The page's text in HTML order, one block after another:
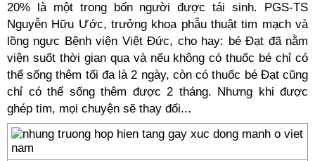
20% là một trong bốn người được tái sinh. PGS-TS
Nguyễn Hữu Ước, trưởng khoa phẫu thuật tim mạch và
lồng ngực Bệnh viện Việt Đức, cho hay: bé Đạt đã nằm
viện suốt thời gian qua và nếu không có thuốc bé chỉ có
thể sống thêm tối đa là 2 ngày, còn có thuốc bé Đạt cũng
chỉ có thể sống thêm được 2 tháng. Nhưng khi được
ghép tim, mọi chuyện sẽ thay đổi...